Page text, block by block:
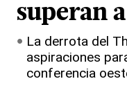
superan
La derrota del
aspiraciones
conferencia